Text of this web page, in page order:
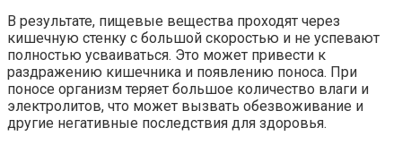
В результате, пищевые вещества проходят через
кишечную стенку с большой скоростью и не успевают
полностью усваиваться. Это может привести к
раздражению кишечника и появлению поноса. При
поносе организм теряет большое количество влаги и
электролитов, что может вызвать обезвоживание и
другие негативные последствия для здоровья.